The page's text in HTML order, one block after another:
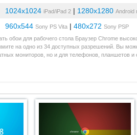
1024x1024 iPad/iPad 2 | 1280x1280 Android
960x544 Sony PS Vita | 480x272 Sony PSP
обои для рабочего стола Браузер Chrome
на одно из 34 доступных разрешений. Вы
мониторов, но и для телефонов, планшетов и